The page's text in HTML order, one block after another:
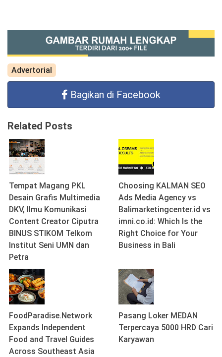
Advertorial
Bagikan di Facebook
Related Posts
Tempat Magang PKL
Desain Grafis Multimedia
DKV, Ilmu Komunikasi
Content Creator Ciputra
BINUS STIKOM Telkom
Institut Seni UMN dan
Petra
Choosing KALMAN SEO
Ads Media Agency vs
Balimarketingcenter.id vs
imni.co.id: Which Is the
Right Choice for Your
Business in Bali
FoodParadise.Network
Expands Independent
Food and Travel Guides
Across Southeast Asia
Pasang Loker MEDAN
Terpercaya 5000 HRD Cari
Karyawan